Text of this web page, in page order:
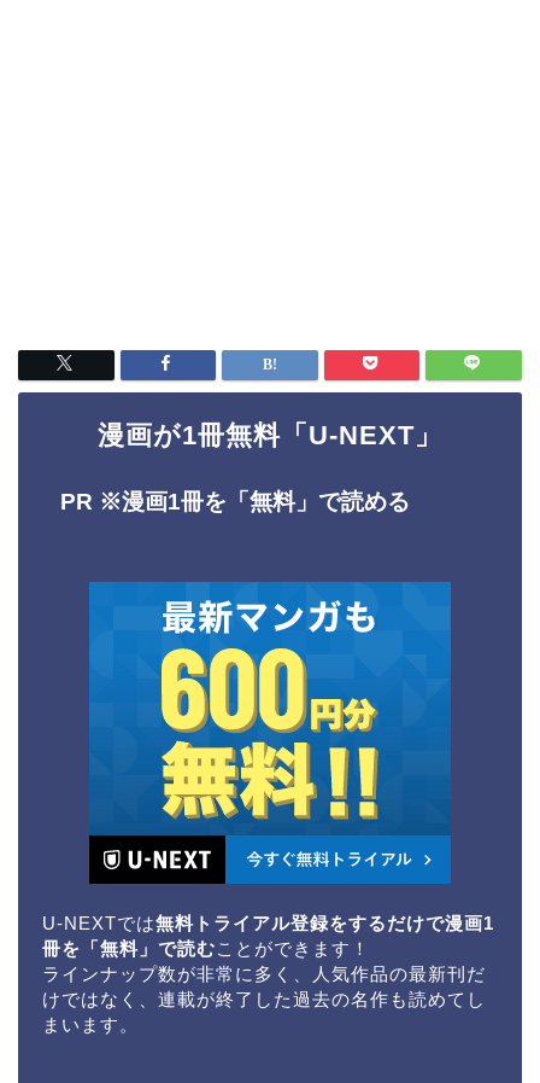
漫画が1冊無料「U-NEXT」
PR ※漫画1冊を「無料」で読める
U-NEXTでは無料トライアル登録をするだけで漫画1
冊を「無料」で読むことができます！
ラインナップ数が非常に多く、人気作品の最新刊だ
けではなく、連載が終了した過去の名作も読めてし
まいます。